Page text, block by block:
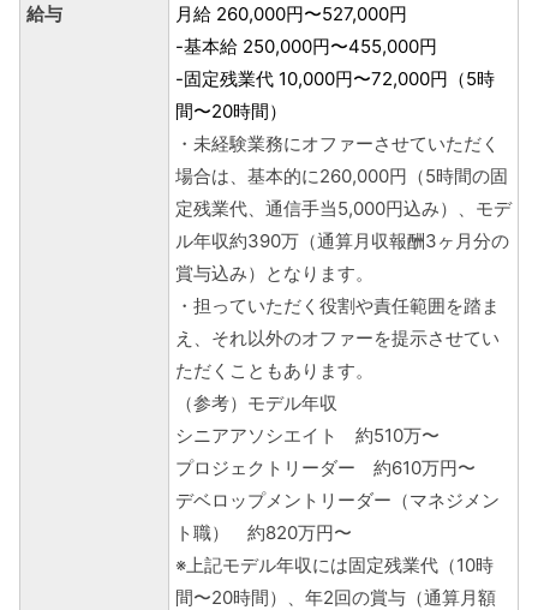
給与
月給 260,000円〜527,000円
-基本給 250,000円〜455,000円
-固定残業代 10,000円〜72,000円（5時
間〜20時間）
・未経験業務にオファーさせていただく
場合は、基本的に260,000円（5時間の固
定残業代、通信手当5,000円込み）、モデ
ル年収約390万（通算月収報酬3ヶ月分の
賞与込み）となります。
・担っていただく役割や責任範囲を踏ま
え、それ以外のオファーを提示させてい
ただくこともあります。
（参考）モデル年収
シニアアソシエイト 約510万〜
プロジェクトリーダー 約610万円〜
デベロップメントリーダー（マネジメン
ト職） 約820万円〜
※上記モデル年収には固定残業代（10時
間〜20時間）、年2回の賞与（通算月額